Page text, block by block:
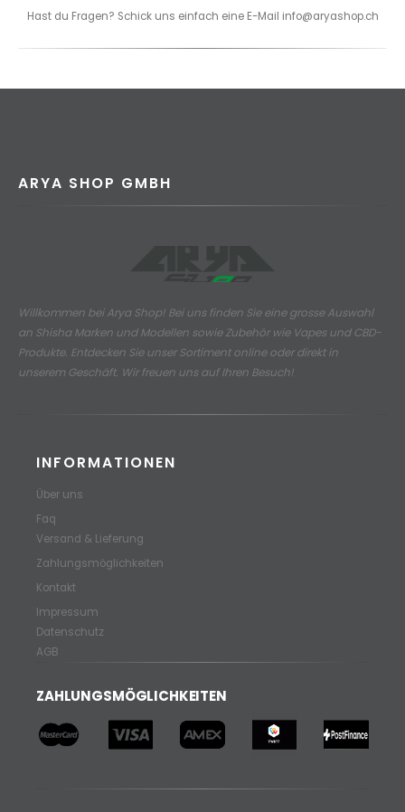
Hast du Fragen? Schick uns einfach eine E-Mail info@aryashop.ch
ARYA SHOP GMBH
Willkommen bei Arya Shop! Bei uns finden Sie eine grosse Auswahl
an Shisha Marken und Modellen sowie Zubehör wie Vapes und CBD-
Produkte. Entdecken Sie unser Sortiment online oder direkt in
unserem Geschäft. Wir freuen uns auf Ihren Besuch!
INFORMATIONEN
Über uns
Faq
Versand & Lieferung
Zahlungsmöglichkeiten
Kontakt
Impressum
Datenschutz
AGB
ZAHLUNGSMÖGLICHKEITEN